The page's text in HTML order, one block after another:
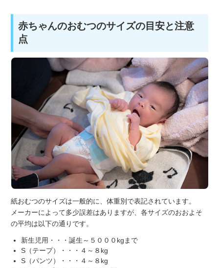
赤ちゃんのおむつのサイズの目安と注意
点
紙おむつのサイズは一般的に、体重別で表記されています。
メーカーによって多少誤差はありますが、各サイズのおおよそ
の平均は以下の通りです。
新生児用・・・誕生～５０００kgまで
S（テープ）・・・４～８kg
S（パンツ）・・・４～８kg